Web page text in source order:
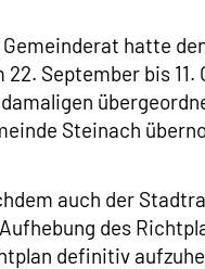
Gemeinderat hatte
22. September bis
Steinach
auch der
des
definitiv